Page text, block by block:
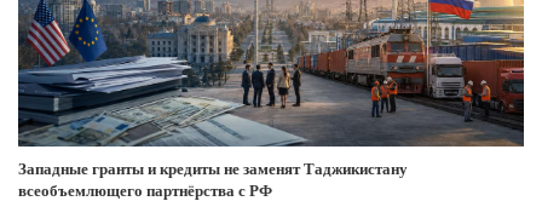
Западные гранты и кредиты не заменят Таджикистану
всеобъемлющего партнёрства с РФ